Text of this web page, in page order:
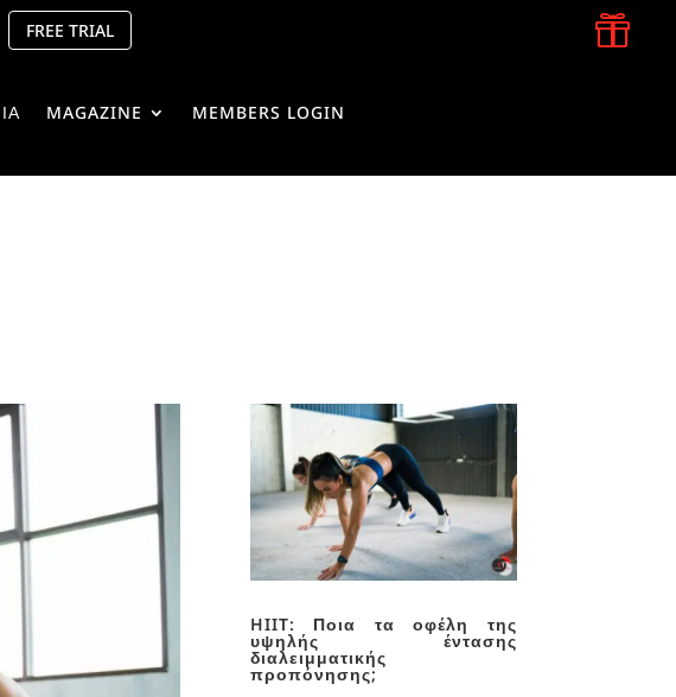
FREE TRIAL 
MAGAZINE MEMBERS LOGIN
HIIT: Ποια τα οφέλη της
υψηλής έντασης
διαλειμματικής
προπόνησης;